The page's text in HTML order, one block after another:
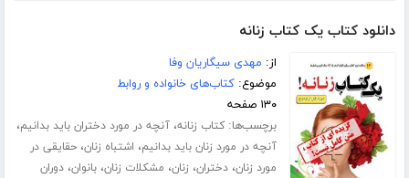
دانلود کتاب یک کتاب زنانه
از: مهدی سیگاریان وفا
موضوع:کتاب‌های خانواده و روابط
۱۳۰ صفحه
برچسب‌ها:کتاب زنانه،آنچه در مورد دختران باید بدانیم،
آنچه در مورد زنان باید بدانیم، اشتباه زنان،حقایقی در
مورد زنان،دختران، زنان، مشکلات زنان،بانوان،دوران